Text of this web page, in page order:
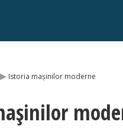
▸ Istoria mașinilor moderne